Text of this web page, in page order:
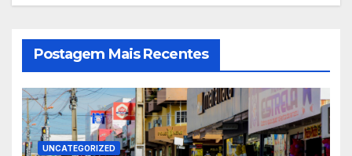
Postagem Mais Recentes
UNCATEGORIZED